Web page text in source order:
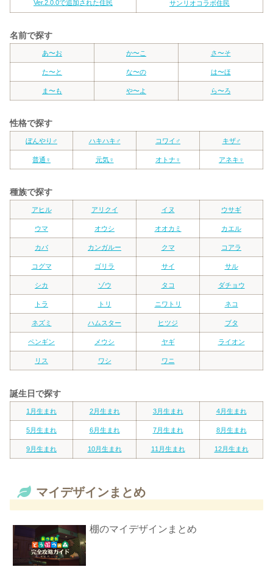
Ver.2.0.0で追加された住民 サンリオコラボ住民
名前で探す
あ〜お か〜こ さ〜そ
た〜と な〜の は〜ほ
ま〜も や〜よ ら〜ろ
性格で探す
ぼんやり♂ ハキハキ♂ コワイ♂ キザ♂
普通♀ 元気♀ オトナ♀ アネキ♀
種族で探す
アヒル アリクイ イヌ ウサギ
ウマ オウシ オオカミ カエル
カバ カンガルー クマ コアラ
コグマ ゴリラ サイ サル
シカ ゾウ タコ ダチョウ
トラ トリ ニワトリ ネコ
ネズミ ハムスター ヒツジ ブタ
ペンギン メウシ ヤギ ライオン
リス ワシ ワニ
誕生日で探す
1月生まれ 2月生まれ 3月生まれ 4月生まれ
5月生まれ 6月生まれ 7月生まれ 8月生まれ
9月生まれ 10月生まれ 11月生まれ 12月生まれ
マイデザインまとめ
棚のマイデザインまとめ